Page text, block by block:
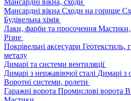
Мансардні вікна, сходи
Мансардні вікна Сходи на горище
Будівельна хімія
Лаки, фарби та просочення Мастики,
Різне
Покрівельні аксесуари Геотекстиль,
металу
Димарі та системи вентиляції
Димарі з нержавіючої сталі Димарі з
Воротні системи, ролети
Гаражні ворота Промислові ворота